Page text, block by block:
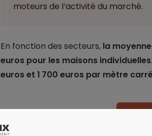
moteurs de l’activité du marché.
En fonction des secteurs, la
euros pour les maisons individuelles
euros et 1 700 euros par mètre